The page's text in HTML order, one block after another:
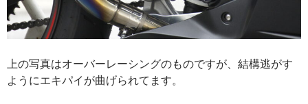
上の写真はオーバーレーシングのものですが、結構逃がす
ようにエキパイが曲げられてます。